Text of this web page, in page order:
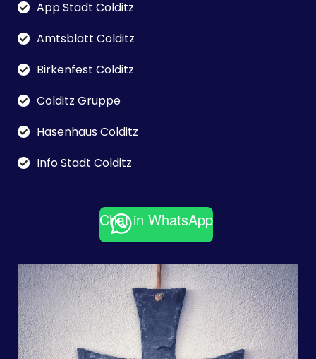
App Stadt Colditz
Amtsblatt Colditz
Birkenfest Colditz
Colditz Gruppe
Hasenhaus Colditz
Info Stadt Colditz
Chat in WhatsApp